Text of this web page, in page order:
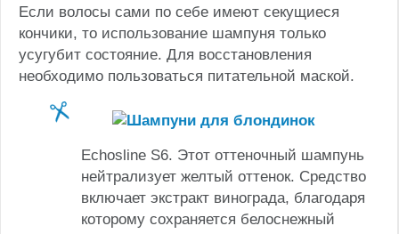
Если волосы сами по себе имеют секущиеся
кончики, то использование шампуня только
усугубит состояние. Для восстановления
необходимо пользоваться питательной маской.
Echosline S6. Этот оттеночный шампунь
нейтрализует желтый оттенок. Средство
включает экстракт винограда, благодаря
которому сохраняется белоснежный